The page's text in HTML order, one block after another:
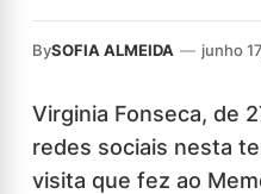
BySOFIA ALMEIDA — junho
Virginia Fonseca, de
redes sociais nesta
visita que fez ao